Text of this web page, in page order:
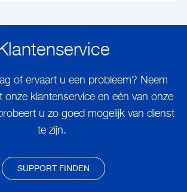
of ervaart u een probleem? Neem
onze klantenservice en eén van onze
u zo goed mogelijk van dienst
te zijn.
SUPPORT FINDEN